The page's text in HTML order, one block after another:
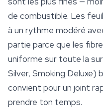
de combustible. Les
à un rythme modéré
partie parce que les
uniforme sur toute la
Silver, Smoking Deluxe)
convient pour un joint
prendre ton temps.